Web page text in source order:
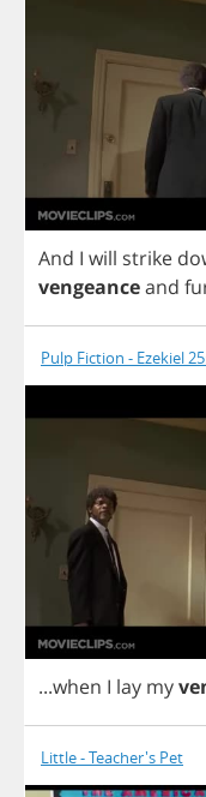
And I will strike
vengeanceand
Pulp Fiction - Ezekiel
...when I lay my
Little - Teacher's Pet